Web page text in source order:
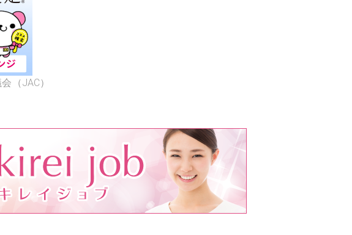
（JAC）